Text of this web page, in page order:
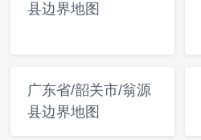
县边界地图
广东省/韶关市/翁源
县边界地图